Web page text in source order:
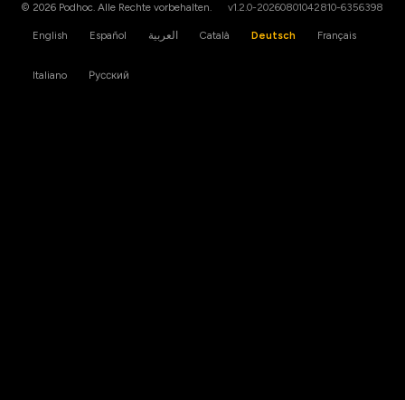
© 2026 Podhoc. Alle Rechte vorbehalten. v1.2.0-20260801042810-6356398
English Español العربية Català Deutsch Français
Italiano Русский